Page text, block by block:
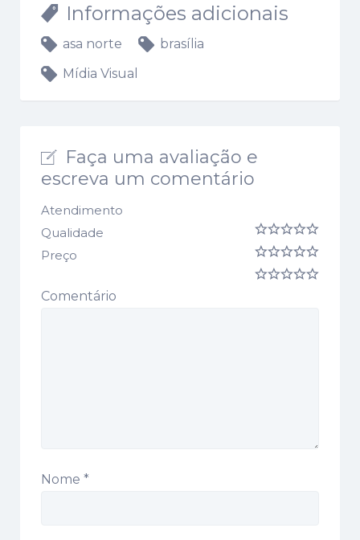
Informações adicionais
asa norte
brasília
Mídia Visual
Faça uma avaliação e
escreva um comentário
Atendimento
Qualidade
Preço
Comentário
Nome *